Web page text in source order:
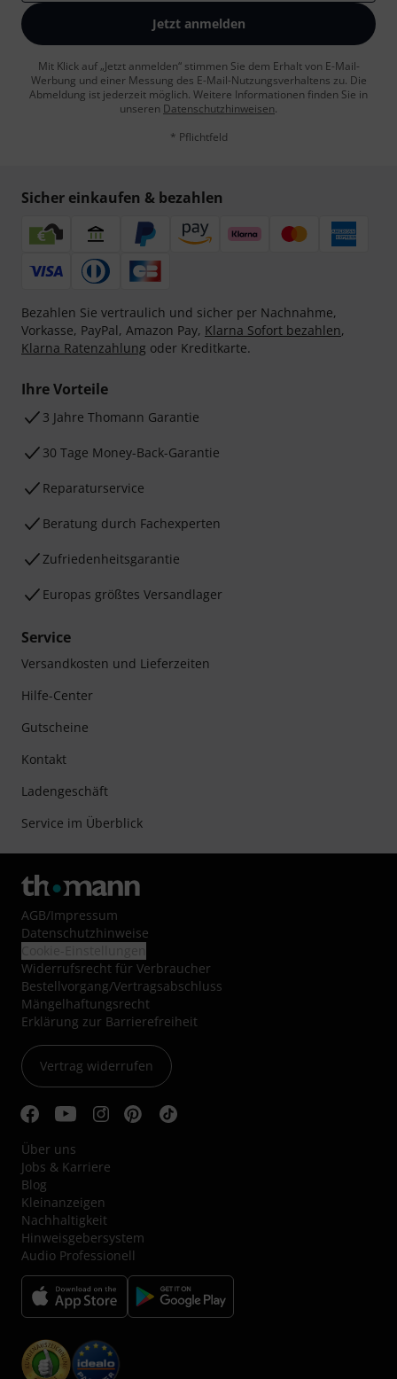
Jetzt anmelden
Mit Klick auf „Jetzt anmelden“ stimmen Sie dem Erhalt von E-Mail-
Werbung und einer Messung des E-Mail-Nutzungsverhaltens zu. Die
Abmeldung ist jederzeit möglich. Weitere Informationen finden Sie in
unseren Datenschutzhinweisen.
* Pflichtfeld
Sicher einkaufen & bezahlen
Bezahlen Sie vertraulich und sicher per Nachnahme,
Vorkasse, PayPal, Amazon Pay, Klarna Sofort bezahlen,
Klarna Ratenzahlung oder Kreditkarte.
Ihre Vorteile
3 Jahre Thomann Garantie
30 Tage Money-Back-Garantie
Reparaturservice
Beratung durch Fachexperten
Zufriedenheitsgarantie
Europas größtes Versandlager
Service
Versandkosten und Lieferzeiten
Hilfe-Center
Gutscheine
Kontakt
Ladengeschäft
Service im Überblick
AGB/Impressum
Datenschutzhinweise
Widerrufsrecht für Verbraucher
Bestellvorgang/Vertragsabschluss
Mängelhaftungsrecht
Erklärung zur Barrierefreiheit
Vertrag widerrufen
Über uns
Jobs & Karriere
Blog
Kleinanzeigen
Nachhaltigkeit
Hinweisgebersystem
Audio Professionell